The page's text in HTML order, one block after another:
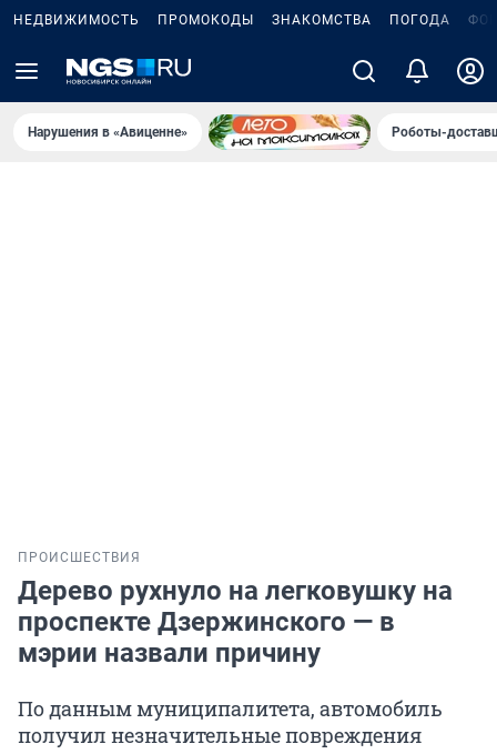
НЕДВИЖИМОСТЬ ПРОМОКОДЫ ЗНАКОМСТВА ПОГОДА
Нарушения в «Авиценне» Роботы-
ПРОИСШЕСТВИЯ
Дерево рухнуло на легковушку на
проспекте Дзержинского — в
мэрии назвали причину
По данным муниципалитета, автомобиль
получил незначительные повреждения